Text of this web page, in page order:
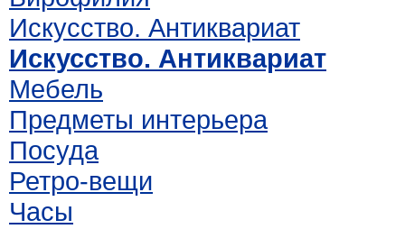
Искусство. Антиквариат
Искусство. Антиквариат
Мебель
Предметы интерьера
Посуда
Ретро-вещи
Часы